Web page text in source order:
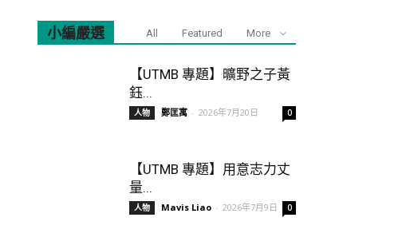
小編嚴選 All Featured More
【UTMB 專題】曠野之子黃
鈺...
人物 鄭匡寓 - 2026年7月20日 0
【UTMB 專題】用意志力丈
量...
人物 Mavis Liao - 2026年7月9日 0